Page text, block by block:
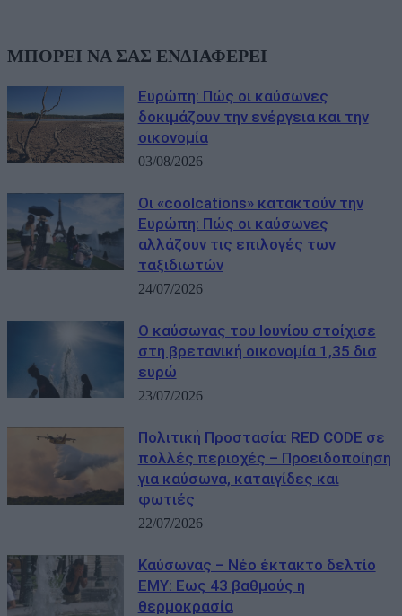
ΜΠΟΡΕΙ ΝΑ ΣΑΣ ΕΝΔΙΑΦΕΡΕΙ
Ευρώπη: Πώς οι καύσωνες
δοκιμάζουν την ενέργεια και την
οικονομία
03/08/2026
Οι «coolcations» κατακτούν την
Ευρώπη: Πώς οι καύσωνες
αλλάζουν τις επιλογές των
ταξιδιωτών
24/07/2026
Ο καύσωνας του Ιουνίου στοίχισε
στη βρετανική οικονομία 1,35 δισ
ευρώ
23/07/2026
Πολιτική Προστασία: RED CODE σε
πολλές περιοχές – Προειδοποίηση
για καύσωνα, καταιγίδες και
φωτιές
22/07/2026
Καύσωνας – Νέο έκτακτο δελτίο
ΕΜΥ: Εως 43 βαθμούς η
θερμοκρασία